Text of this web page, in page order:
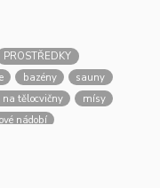
PROSTŘEDKY
bazény
sauny
na tělocvičny
mísy
nádobí